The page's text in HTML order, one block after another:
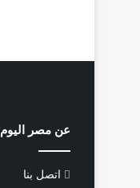
عن مصر اليوم
اتصل بنا